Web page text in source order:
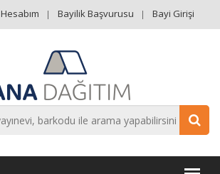
Hesabım Bayilik Başvurusu Bayi Girişi